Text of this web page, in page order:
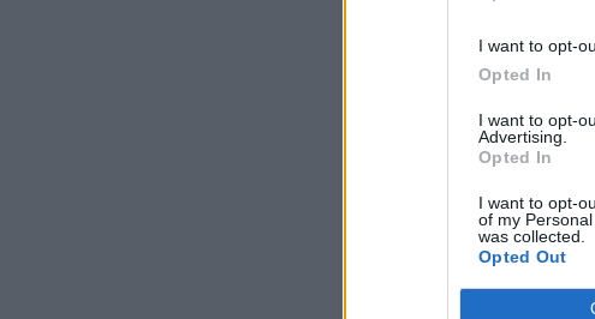
I want to opt-
Opted In
I want to opt-
Advertising.
Opted In
I want to opt-
of my
was collected.
Opted Out